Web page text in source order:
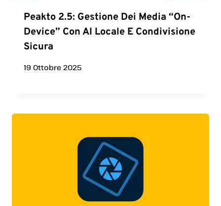
Peakto 2.5: Gestione Dei Media “on-
Device” Con AI Locale E Condivisione
Sicura
19 Ottobre 2025